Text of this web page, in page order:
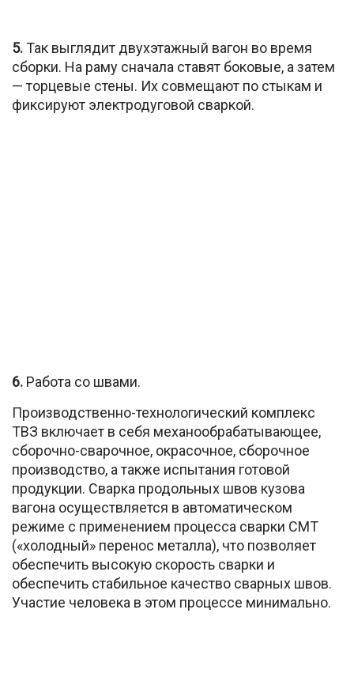
5.Так выглядит двухэтажный вагон во время
сборки. На раму сначала ставят боковые, а затем
— торцевые стены. Их совмещают по стыкам и
фиксируют электродуговой сваркой.
6. Работа со швами.
Производственно-технологический комплекс
ТВЗ включает в себя механообрабатывающее,
сборочно-сварочное, окрасочное, сборочное
производство, а также испытания готовой
продукции. Сварка продольных швов кузова
вагона осуществляется в автоматическом
режиме с применением процесса сварки CMT
(«холодный» перенос металла), что позволяет
обеспечить высокую скорость сварки и
обеспечить стабильное качество сварных швов.
Участие человека в этом процессе минимально.